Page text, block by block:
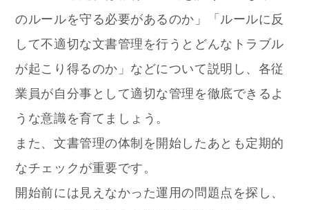
のルールを守る必要があるのか」「ルールに反
して不適切な文書管理を行うとどんなトラブル
が起こり得るのか」などについて説明し、各従
業員が自分事として適切な管理を徹底できるよ
うな意識を育てましょう。
また、文書管理の体制を開始したあとも定期的
なチェックが重要です。
開始前には見えなかった運用の問題点を探し、